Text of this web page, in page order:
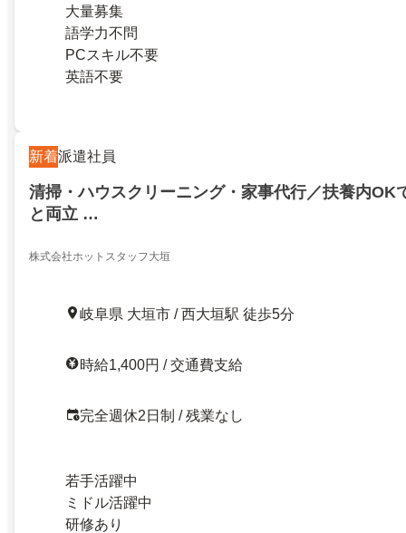
大量募集
語学力不問
PCスキル不要
英語不要
新着派遣社員
清掃・ハウスクリーニング・家事代行／扶養内OK
と両立 …
株式会社ホットスタッフ大垣
岐阜県 大垣市 / 西大垣駅 徒歩5分
時給1,400円 / 交通費支給
完全週休2日制 / 残業なし
若手活躍中
ミドル活躍中
研修あり